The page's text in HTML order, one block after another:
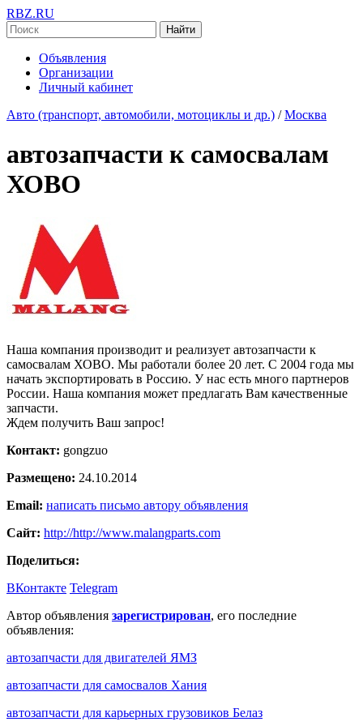
RBZ.RU
Найти
Объявления
Организации
Личный кабинет
Авто (транспорт, автомобили, мотоциклы и др.) / Москва
автозапчасти к самосвалам
ХОВО
Наша компания производит и реализует автозапчасти к
самосвалам ХОВО. Мы работали более 20 лет. С 2004 года мы
начать экспортировать в Россию. У нас есть много партнеров
России. Наша компания может предлагать Вам качественные
запчасти.
Ждем получить Ваш запрос!
Контакт: gongzuo
Размещено: 24.10.2014
Email: написать письмо автору объявления
Сайт: http://http://www.malangparts.com
Поделиться:
ВКонтакте Telegram
Автор объявления зарегистрирован, его последние
объявления:
автозапчасти для двигателей ЯМЗ
автозапчасти для самосвалов Хания
автозапчасти для карьерных грузовиков Белаз